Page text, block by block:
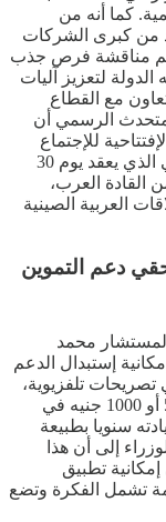
كما أنه من
من كبرى الشركات
مناقشة فرص جذب
لتعزيز آليات
مع القطاع
الرسمي أن
للإجتماع
الوزاري العاشر لمنتدى التعاون العربي الصيني الذي يعقد يوم 30
القادة العرب،
العربية الصينية
محمد
إستبدال الدعم
تلفزيوية،
أن الفرد الواحد سيحصل في البطاقة على 500 أو 1000 جنيه في
سنويا بطبيعة
إلى أن هذا
تطبيق
تشمل الفكرة وتضع